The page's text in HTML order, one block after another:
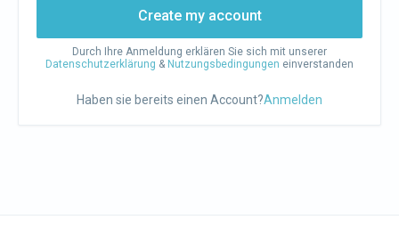
Create my account
Durch Ihre Anmeldung erklären Sie sich mit unserer
Datenschutzerklärung & Nutzungsbedingungen einverstanden
Haben sie bereits einen Account?Anmelden